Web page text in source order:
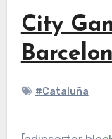
City
#Cataluña